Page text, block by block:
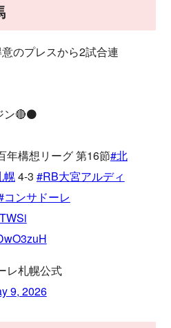
のプレスから2試合連
ン🔴⚫️
年構想リーグ 第16節#北
幌4-3 #RB大宮アルディ
コンサドーレ
レ札幌公式
9, 2026